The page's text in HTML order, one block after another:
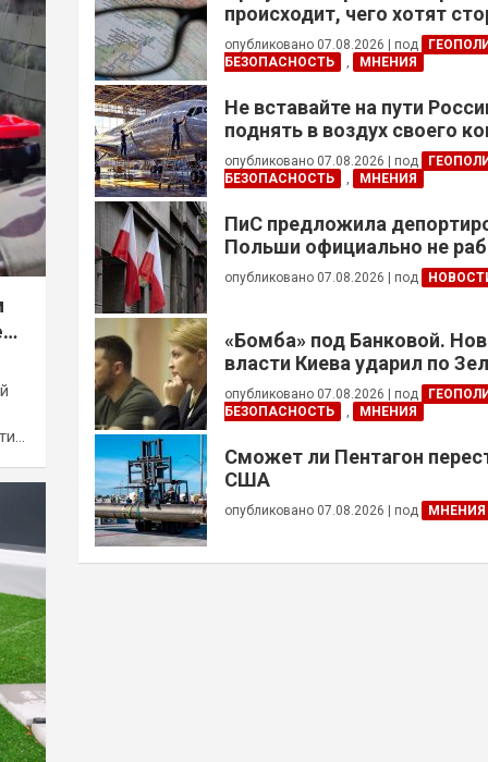
происходит, чего хотят
это приведет?
опубликовано 07.08.2026 под
БЕЗОПАСНОСТЬ
, МНЕНИЯ
Не вставайте на пути
поднять в воздух своего
опубликовано 07.08.2026 под
БЕЗОПАСНОСТЬ
, МНЕНИЯ
ПиС предложила
Польши официально не
украинцев призывного
опубликовано 07.08.2026 под
«Бомба» под Банковой.
власти Киева ударил по
опубликовано 07.08.2026 под
БЕЗОПАСНОСТЬ
, МНЕНИЯ
Сможет ли Пентагон
США
опубликовано 07.08.2026 под МНЕНИЯ